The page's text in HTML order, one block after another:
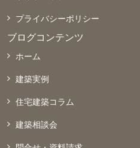
プライバシーポリシー
ブログコンテンツ
ホーム
建築実例
住宅建築コラム
建築相談会